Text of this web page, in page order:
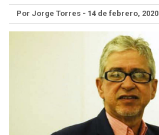
Por Jorge Torres - 14 de febrero, 2020